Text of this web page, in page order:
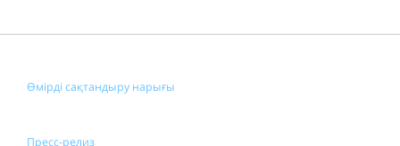
Өмірді сақтандыру нарығы
Пресс-релиз